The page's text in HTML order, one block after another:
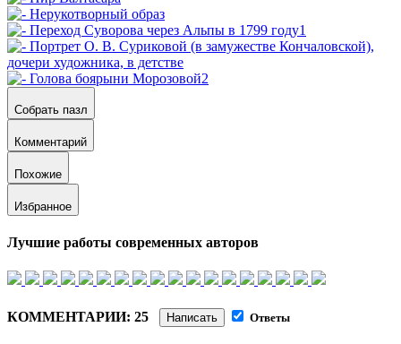
Собрать пазл
Комментарий
Похожие
Избранное
Лучшие работы современных авторов
КОММЕНТАРИИ: 25 Написать Ответы